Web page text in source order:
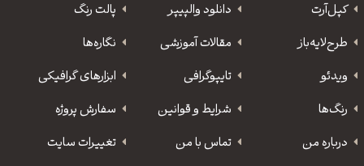
کپل‌آرت دانلود‌ والپیپر
پالت رنگ
طرح‌لایه‌باز
مقالات آموزشی
نگاره‌ها
ویدئو
‌تایپوگرافی
ابزارهای گرافیکی
رنگ‌ها
شرایط و قوانین
سفارش پروژه
درباره من
تماس با من تغییرات سایت